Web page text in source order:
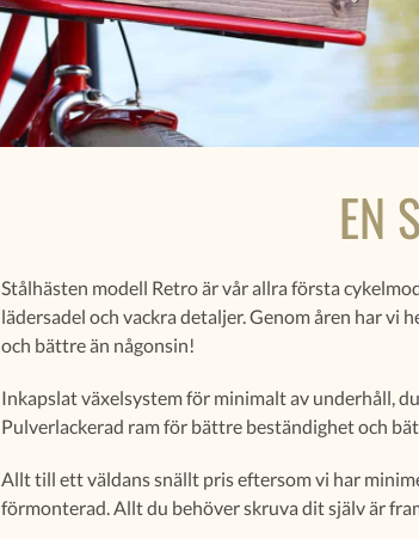
EN
Stålhästen modell Retro är vår allra första
lädersadel och vackra detaljer. Genom åren har
och bättre än någonsin!
Inkapslat växelsystem för minimalt av underhåll,
Pulverlackerad ram för bättre beständighet och
Allt till ett väldans snällt pris eftersom vi har
förmonterad. Allt du behöver skruva dit själv är